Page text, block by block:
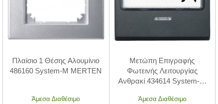
Πλαίσιο 1 Θέσης Αλουμίνιο
486160 System-M MERTEN
Άμεσα Διαθέσιμο
Μετώπη Επιγραφής
Φωτεινής Λειτουργίας
Ανθρακί 434614 System-M
Άμεσα Διαθέσιμο